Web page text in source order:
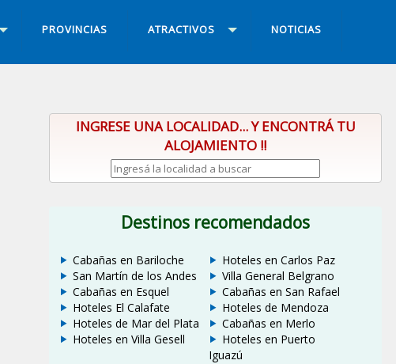
PROVINCIAS ATRACTIVOS NOTICIAS
INGRESE UNA LOCALIDAD... Y ENCONTRÁ TU
ALOJAMIENTO !!
Destinos recomendados
Cabañas en Bariloche
San Martín de los Andes
Cabañas en Esquel
Hoteles El Calafate
Hoteles de Mar del Plata
Hoteles en Villa Gesell
Hoteles en Carlos Paz
Villa General Belgrano
Cabañas en San Rafael
Hoteles de Mendoza
Cabañas en Merlo
Hoteles en Puerto
Iguazú